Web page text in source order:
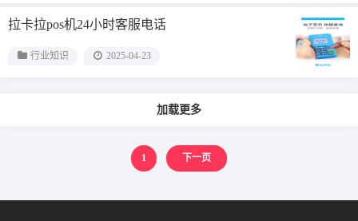
拉卡拉pos机24小时客服电话
行业知识 2025-04-23
加载更多
1 下一页